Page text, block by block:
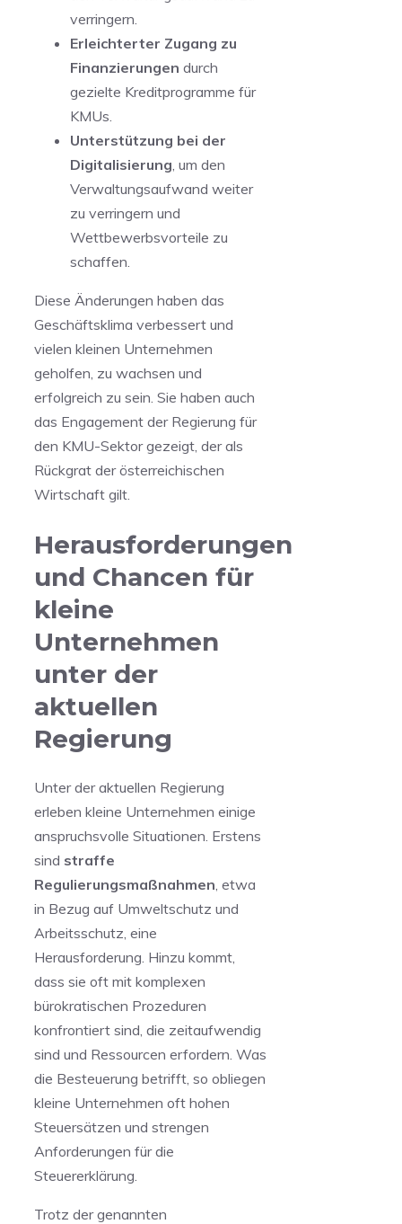
verringern.
Erleichterter Zugang zu
Finanzierungen durch
gezielte Kreditprogramme für
⁢KMUs.
Unterstützung bei der
Digitalisierung, um den
Verwaltungsaufwand weiter
zu verringern​ und
Wettbewerbsvorteile zu
schaffen.
Diese Änderungen haben das
Geschäftsklima verbessert und
vielen ⁢kleinen Unternehmen
geholfen, zu wachsen ‌und
erfolgreich zu sein. Sie haben auch
das Engagement der ⁢Regierung für
den KMU-Sektor‌ gezeigt, der als
Rückgrat der österreichischen
Wirtschaft gilt.
Herausforderungen
und Chancen für
kleine
Unternehmen
unter ⁣der
aktuellen⁣
Regierung
Unter der aktuellen ⁢Regierung
erleben kleine⁣ Unternehmen einige
anspruchsvolle Situationen. Erstens⁣
sind straffe
Regulierungsmaßnahmen , etwa
in Bezug auf Umweltschutz​ und
Arbeitsschutz, ⁢eine
Herausforderung. Hinzu kommt,
dass sie oft mit komplexen‌
bürokratischen Prozeduren
konfrontiert ⁢sind,⁣ die zeitaufwendig ​
sind ‌und Ressourcen erfordern. Was
die Besteuerung betrifft, so obliegen
kleine Unternehmen oft hohen
Steuersätzen und strengen
Anforderungen für ⁢die
Steuererklärung.
Trotz der genannten